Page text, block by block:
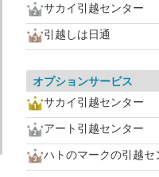
サカイ引越センター
引越しは日通
オプションサービス
サカイ引越センター
アート引越センター
ハトのマークの引越セ